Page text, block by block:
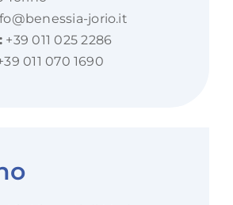
jorio.it
+39 011 025 2286
011 070 1690